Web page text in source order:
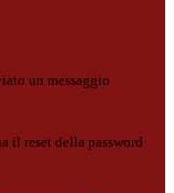
un messaggio
il reset della password